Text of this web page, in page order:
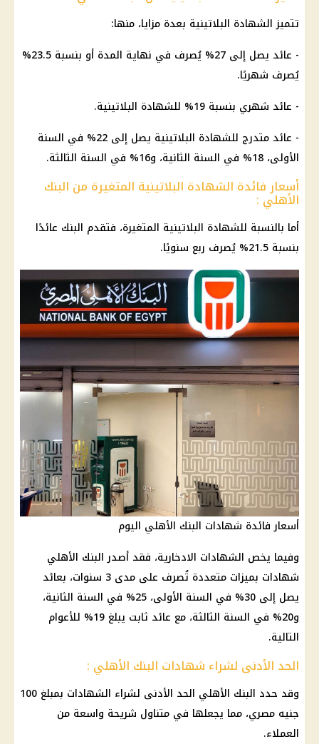
تتميزالشهادة البلاتينية بعدة مزايا، منها:
- عائد
يصل إلى 27% يُصرف في نهاية المدة أو بنسبة 23.5%
يُصرف شهريًا.
- عائد شهري بنسبة 19% للشهادة البلاتينية.
- عائد
متدرج للشهادة البلاتينية يصل إلى 22% في السنة
الأولى، 18% في السنة الثانية، و16% في السنة الثالثة.
أسعار فائدة الشهادة البلاتينية المتغيرة من البنك
الأهلي :
أما بالنسبة للشهادة البلاتينية المتغيرة، فتقدم البنك عائدًا
بنسبة 21.5% يُصرف ربع سنويًا.
أسعار فائدة شهادات البنك الأهلي اليوم
وفيما يخص الشهادات الادخارية، فقد أصدرالبنك الأهلي
شهادات
بميزات متعددة تُصرف على مدى 3 سنوات، بعائد
يصل إلى 30% في السنة الأولى، 25% في السنة الثانية،
و20% في السنة الثالثة، مع
عائد
ثابت يبلغ 19% للأعوام
التالية.
الحد الأدنى لشراء شهادات البنك الأهلي :
وقد حدد البنك الأهلي الحد الأدنى لشراء الشهادات
بمبلغ 100
جنيه مصري، مما يجعلها في متناول شريحة واسعة من
العملاء.